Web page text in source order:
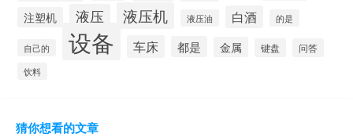
注塑机
液压 液压机 液压油 白酒 的是
自己的 设备 车床 都是 金属 键盘 问答
饮料
猜你想看的文章